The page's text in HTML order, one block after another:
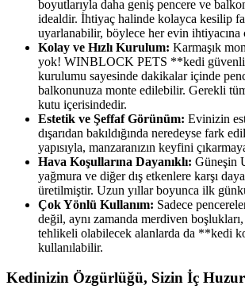
boyutlarıyla daha geniş pencere ve
idealdir. İhtiyaç halinde kolayca kesilip
uyarlanabilir, böylece her evin ihtiyacına
Kolay ve Hızlı Kurulum: Karmaşık
yok! WINBLOCK PETS **kedi
kurulumu sayesinde dakikalar içinde
balkonunuza monte edilebilir. Gerekli
kutu içerisindedir.
Estetik ve Şeffaf Görünüm: Evinizin
dışarıdan bakıldığında neredeyse fark
yapısıyla, manzaranızın keyfini
Hava Koşullarına Dayanıklı: Güneşin
yağmura ve diğer dış etkenlere karşı
üretilmiştir. Uzun yıllar boyunca ilk
Çok Yönlü Kullanım: Sadece
değil, aynı zamanda merdiven
tehlikeli olabilecek alanlarda da **kedi
kullanılabilir.
Kedinizin Özgürlüğü, Sizin İç